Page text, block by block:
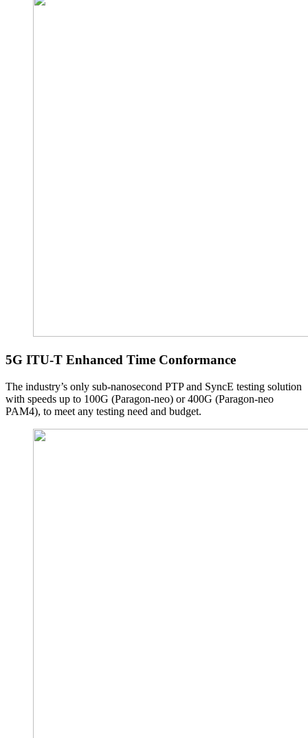
5G ITU-T Enhanced Time Conformance
The industry’s only sub-nanosecond PTP and SyncE testing solution
with speeds up to 100G (Paragon-neo) or 400G (Paragon-neo
PAM4), to meet any testing need and budget.